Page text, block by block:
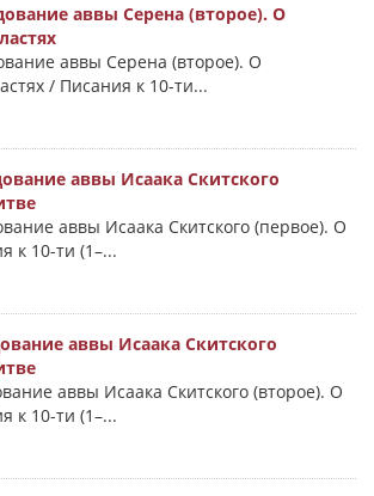
аввы Серена (второе). О
аввы Серена (второе). О
/ Писания к 10-ти...
аввы Исаака Скитского
аввы Исаака Скитского (первое). О
к 10-ти (1–...
аввы Исаака Скитского
аввы Исаака Скитского (второе). О
к 10-ти (1–...